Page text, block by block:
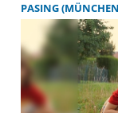
PASING